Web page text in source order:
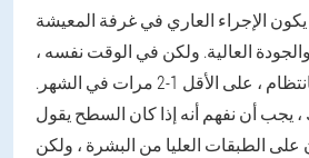
الإجراء العاري في غرفة المعيشة
العالية. ولكن في الوقت نفسه ،
يجب أن يتم ذلك بانتظام ، على الأقل 1-2 مرات في الشهر.
، يجب أن نفهم أنه إذا كان السطح يقول
على الطبقات العليا من البشرة ، ولكن